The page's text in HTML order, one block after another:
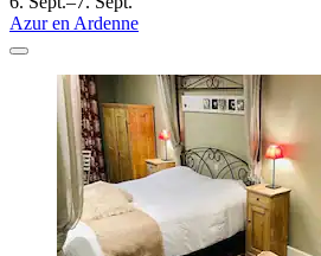
Azur en Ardenne